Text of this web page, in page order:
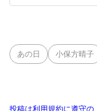
あの日 小保方晴子